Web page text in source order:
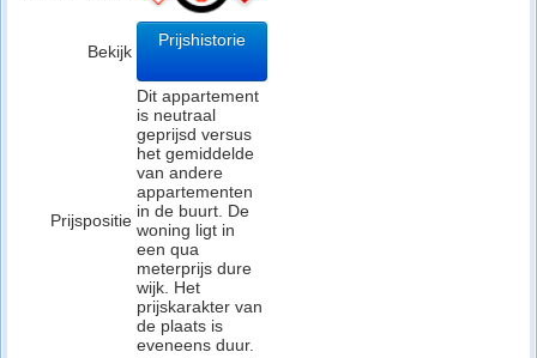
Bekijk
Prijshistorie
Prijspositie
Dit appartement
is neutraal
geprijsd versus
het gemiddelde
van andere
appartementen
in de buurt. De
woning ligt in
een qua
meterprijs dure
wijk. Het
prijskarakter van
de plaats is
eveneens duur.